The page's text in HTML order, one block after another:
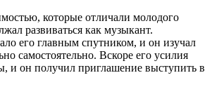
которые отличали молодого
развиваться как музыкант.
его главным спутником, и он изучал
самостоятельно. Вскоре его усилия
и он получил приглашение выступить в